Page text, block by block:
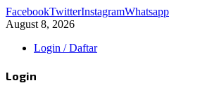
FacebookTwitterInstagramWhatsapp
August 8, 2026
Login / Daftar
Login